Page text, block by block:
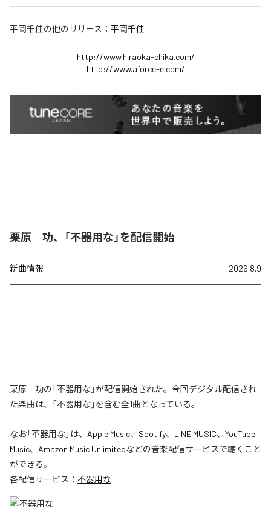
平岡千佳の他のリリース： 平岡千佳
http://www.hiraoka-chika.com/
http://www.aforce-e.com/
栗原 功、「不器用な」を配信開始
新曲情報 2026.8.9
栗原 功の「不器用な」が配信開始された。今回デジタル配信され
た楽曲は、「不器用な」を含む全1曲となっている。
なお「不器用な 」は、 Apple Music、 Spotify、 LINE MUSIC、 YouTube
Music、 Amazon Music Unlimitedなどの音楽配信サービスで聴くこと
ができる。
各配信サービス： 不器用な